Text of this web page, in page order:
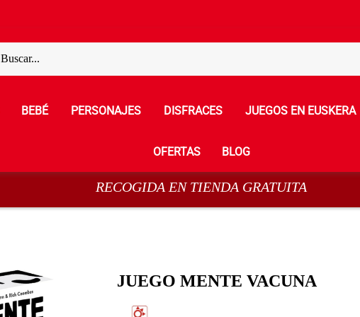
BEBÉ PERSONAJES DISFRACES JUEGOS EN EUSKERA
OFERTAS BLOG
RECOGIDA EN TIENDA GRATUITA
JUEGO MENTE VACUNA